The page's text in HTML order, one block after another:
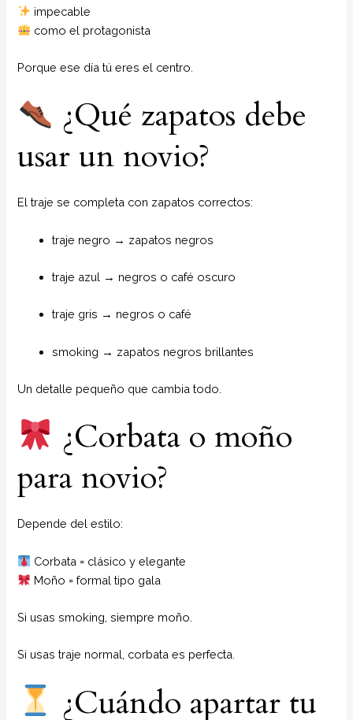
impecable
como el protagonista
Porque ese día tú eres el centro.
¿Qué zapatos debe
usar un novio?
El traje se completa con zapatos correctos:
traje negro → zapatos negros
traje azul → negros o café oscuro
traje gris → negros o café
smoking → zapatos negros brillantes
Un detalle pequeño que cambia todo.
¿Corbata o moño
para novio?
Depende del estilo:
Corbata = clásico y elegante
Moño = formal tipo gala
Si usas smoking, siempre moño.
Si usas traje normal, corbata es perfecta.
¿Cuándo apartar tu